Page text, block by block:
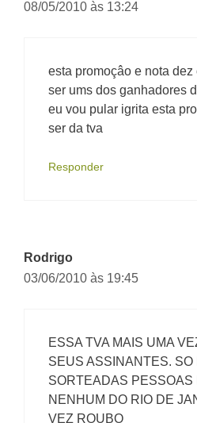
08/05/2010 às 13:24
esta promoçâo e nota
ser ums dos ganhadores
eu vou pular igrita esta
ser da tva
Responder
Rodrigo
03/06/2010 às 19:45
ESSA TVA MAIS UMA
SEUS ASSINANTES. SO
SORTEADAS PESSOAS
NENHUM DO RIO DE
VEZ ROUBO